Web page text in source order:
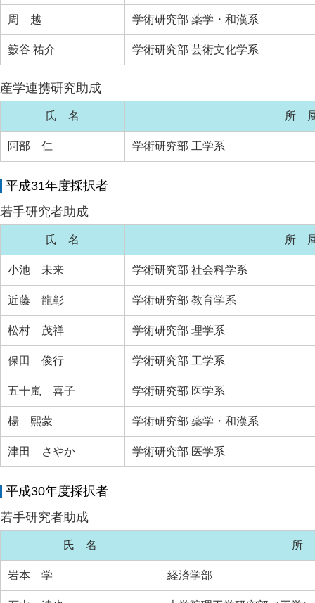
周 越 学術研究部 薬学・和漢系
籔谷 祐介 学術研究部 芸術文化学系
産学連携研究助成
氏 名 所
阿部 仁 学術研究部 工学系
平成31年度採択者
若手研究者助成
氏 名 所
小池 未来 学術研究部 社会科学系
近藤 龍彰 学術研究部 教育学系
松村 茂祥 学術研究部 理学系
保田 俊行 学術研究部 工学系
五十嵐 喜子 学術研究部 医学系
楊 熙蒙 学術研究部 薬学・和漢系
津田 さやか 学術研究部 医学系
平成30年度採択者
若手研究者助成
氏 名 所
岩本 学 経済学部